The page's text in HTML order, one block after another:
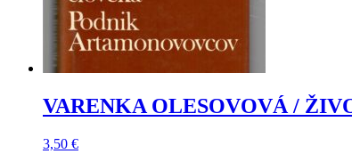
VARENKA OLESOVOVÁ /
3,50 €